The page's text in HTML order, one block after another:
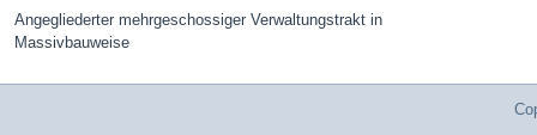
Angegliederter mehrgeschossiger Verwaltungstrakt in
Massivbauweise